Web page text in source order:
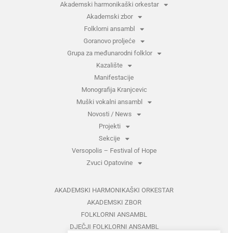
Akademski harmonikaški orkestar
Akademski zbor
Folklorni ansambl
Goranovo proljeće
Grupa za međunarodni folklor
Kazalište
Manifestacije
Monografija Kranjcevic
Muški vokalni ansambl
Novosti / News
Projekti
Sekcije
Versopolis – Festival of Hope
Zvuci Opatovine
AKADEMSKI HARMONIKAŠKI ORKESTAR
AKADEMSKI ZBOR
FOLKLORNI ANSAMBL
DJEČJI FOLKLORNI ANSAMBL